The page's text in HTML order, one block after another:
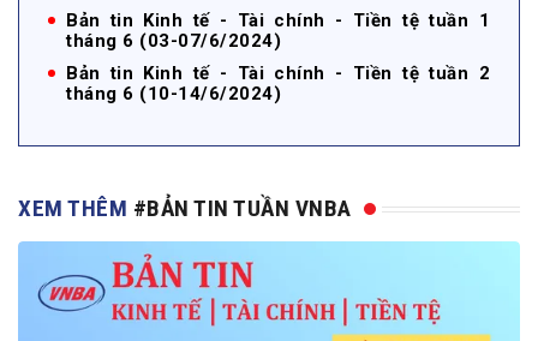
Bản tin Kinh tế - Tài chính - Tiền tệ tuần 1
tháng 6 (03-07/6/2024)
Bản tin Kinh tế - Tài chính - Tiền tệ tuần 2
tháng 6 (10-14/6/2024)
XEM THÊM #BẢN TIN TUẦN VNBA